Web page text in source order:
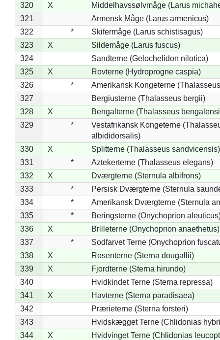
320
X
Middelhavssølvmåge (Larus
321
Armensk Måge (Larus armenicus)
322
*
Skifermåge (Larus schistisagus)
323
X
Sildemåge (Larus fuscus)
324
Sandterne (Gelochelidon nilotica)
325
X
Rovterne (Hydroprogne caspia)
326
*
Amerikansk Kongeterne
327
Bergiusterne (Thalasseus bergii)
328
X
Bengalterne (Thalasseus
329
*
Vestafrikansk Kongeterne
albididorsalis)
330
X
Splitterne (Thalasseus sandvicensis)
331
*
Aztekerterne (Thalasseus elegans)
332
X
Dværgterne (Sternula albifrons)
333
*
Persisk Dværgterne (Sternula
334
*
Amerikansk Dværgterne (Sternula
335
*
Beringsterne (Onychoprion
336
X
Brilleterne (Onychoprion anaethetus)
337
*
Sodfarvet Terne (Onychoprion
338
X
Rosenterne (Sterna dougallii)
339
X
Fjordterne (Sterna hirundo)
340
Hvidkindet Terne (Sterna repressa)
341
X
Havterne (Sterna paradisaea)
342
Prærieterne (Sterna forsteri)
343
Hvidskægget Terne (Chlidonias
344
X Hvidvinget Terne (Chlidonias